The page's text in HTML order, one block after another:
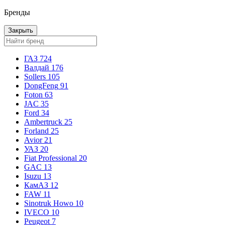
Бренды
Закрыть
ГАЗ 724
Валдай 176
Sollers 105
DongFeng 91
Foton 63
JAC 35
Ford 34
Ambertruck 25
Forland 25
Avior 21
УАЗ 20
Fiat Professional 20
GAC 13
Isuzu 13
КамАЗ 12
FAW 11
Sinotruk Howo 10
IVECO 10
Peugeot 7